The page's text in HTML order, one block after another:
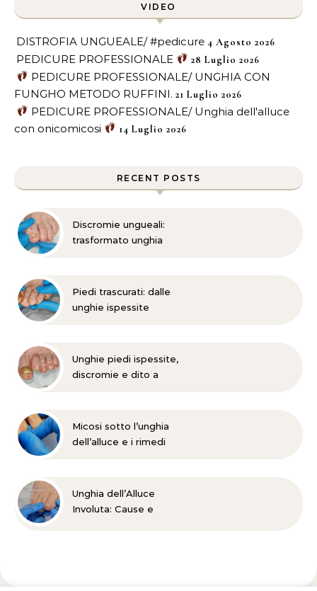
VIDEO
DISTROFIA UNGUEALE/ #pedicure 4 Agosto 2026
PEDICURE PROFESSIONALE 28 Luglio 2026
PEDICURE PROFESSIONALE/ UNGHIA CON
FUNGHO METODO RUFFINI. 21 Luglio 2026
PEDICURE PROFESSIONALE/ Unghia dell'alluce
con onicomicosi
14 Luglio 2026
RECENT POSTS
Discromie ungueali:
trasformato unghia
Piedi trascurati: dalle
unghie ispessite
Unghie piedi ispessite,
discromie e dito a
Micosi sotto l’unghia
dell’alluce e i rimedi
Unghia dell’Alluce
Involuta: Cause e